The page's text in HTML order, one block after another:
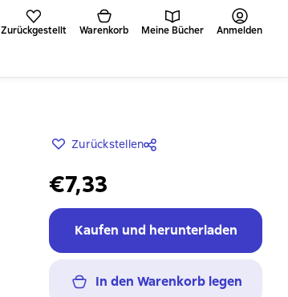
Zurückgestellt Warenkorb Meine Bücher Anmelden
Zurückstellen
€7,33
Kaufen und herunterladen
In den Warenkorb legen